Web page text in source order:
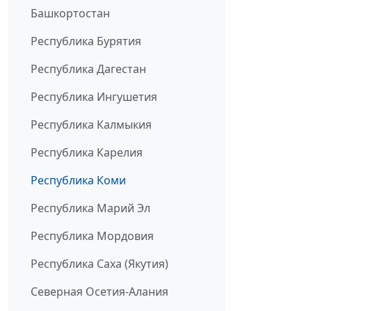
Башкортостан
Республика Бурятия
Республика Дагестан
Республика Ингушетия
Республика Калмыкия
Республика Карелия
Республика Коми
Республика Марий Эл
Республика Мордовия
Республика Саха (Якутия)
Северная Осетия-Алания